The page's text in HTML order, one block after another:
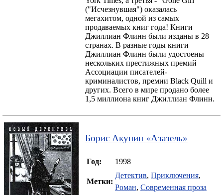
("Исчезнувшая") оказалась
мегахитом, одной из самых
продаваемых книг года! Книги
Джиллиан Флинн были изданы в 28
странах. В разные годы книги
Джиллиан Флинн были удостоены
нескольких престижных премий
Ассоциации писателей-
криминалистов, премии Black Quill и
других. Всего в мире продано более
1,5 миллиона книг Джиллиан Флинн.
Борис Акунин «Азазель»
Год: 1998
Метки:
Детектив, Приключения,
Роман, Современная проза